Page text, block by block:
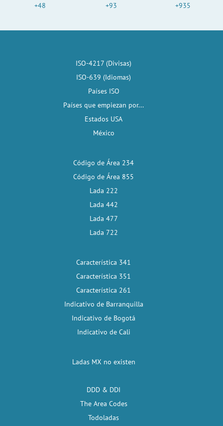
+48
+93
+935
ISO-4217 (Divisas)
ISO-639 (Idiomas)
Países ISO
Países que empiezan por...
Estados USA
México
Código de Área 234
Código de Área 855
Lada 222
Lada 442
Lada 477
Lada 722
Característica 341
Característica 351
Característica 261
Indicativo de Barranquilla
Indicativo de Bogotá
Indicativo de Cali
Ladas MX no existen
DDD & DDI
The Area Codes
Todoladas